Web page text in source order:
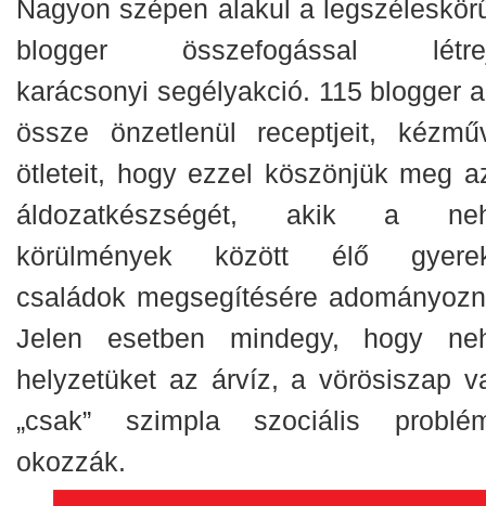
Nagyon szépen alakul a
blogger összefogással
karácsonyi segélyakció. 115 blogger
össze önzetlenül receptjeit,
ötleteit, hogy ezzel köszönjük meg
áldozatkészségét, akik a
körülmények között élő
családok megsegítésére
Jelen esetben mindegy, hogy
helyzetüket az árvíz, a vörösiszap
„csak” szimpla szociális
okozzák.